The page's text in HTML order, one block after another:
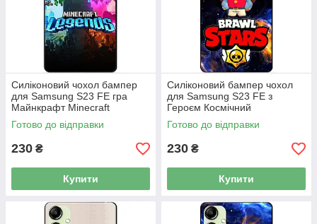
Силіконовий чохол бампер
для Samsung S23 FE гра
Майнкрафт Minecraft
Готово до відправки
230 ₴
Купити
Силіконовий бампер чохол
для Samsung S23 FE з
Героєм Космічний
Бравлійськийувальник Гавс
Готово до відправки
230 ₴
Купити